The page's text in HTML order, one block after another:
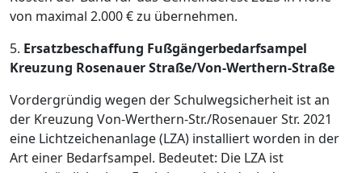
von maximal 2.000 € zu übernehmen.
5. Ersatzbeschaffung Fußgängerbedarfsampel
Kreuzung Rosenauer Straße/Von-Werthern-Straße
Vordergründig wegen der Schulwegsicherheit ist an
der Kreuzung Von-Werthern-Str./Rosenauer Str. 2021
eine Lichtzeichenanlage (LZA) installiert worden in der
Art einer Bedarfsampel. Bedeutet: Die LZA ist